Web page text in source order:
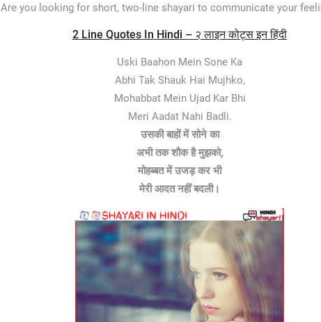
Are you looking for short, two-line shayari to communicate your
2 Line Quotes In Hindi – २ लाइन कोट्स इन हिंदी
Uski Baahon Mein Sone Ka
Abhi Tak Shauk Hai Mujhko,
Mohabbat Mein Ujad Kar Bhi
Meri Aadat Nahi Badli.
उसकी बाहों में सोने का
अभी तक शौक है मुझको,
मोहब्बत में उजड़ कर भी
मेरी आदत नहीं बदली।